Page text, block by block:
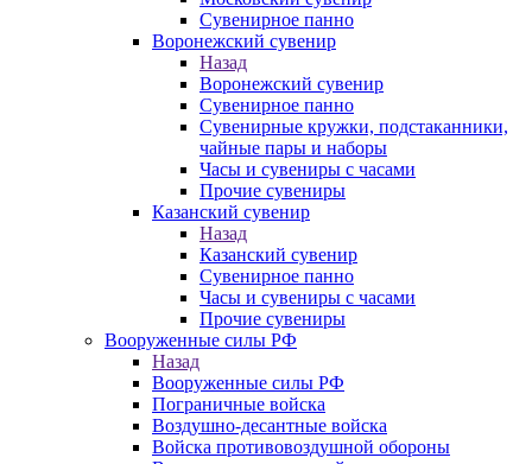
Сувенирное панно
Воронежский сувенир
Назад
Воронежский сувенир
Сувенирное панно
Сувенирные кружки, подстаканники,
чайные пары и наборы
Часы и сувениры с часами
Прочие сувениры
Казанский сувенир
Назад
Казанский сувенир
Сувенирное панно
Часы и сувениры с часами
Прочие сувениры
Вооруженные силы РФ
Назад
Вооруженные силы РФ
Пограничные войска
Воздушно-десантные войска
Войска противовоздушной обороны